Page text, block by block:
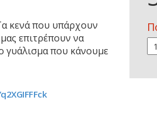
κενά που υπάρχουν
επιτρέπουν να
γυάλισμα που κάνουμε